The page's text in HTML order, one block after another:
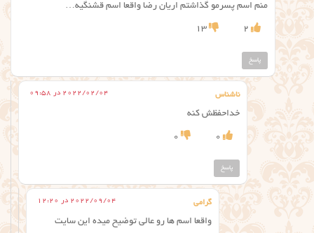
منم اسم پسرمو گذاشتم اریان رضا واقعا اسم قشنگیه…
2
13
پاسخ
ناشناس 2022/02/04 در 09:58
خداحفظش کنه
0
0
پاسخ
گرامی 2022/09/04 در 12:20
واقعا اسم ها رو عالی توضیح میده این سایت